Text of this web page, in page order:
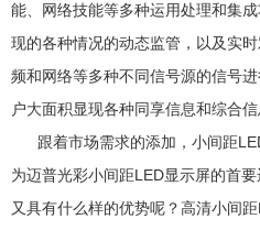
能、网络技能等多种运用处理和集
现的各种情况的动态监管，以及实
频和网络等多种不同信号源的信号
户大面积显现各种同享信息和综合信
跟着市场需求的添加，小间距
为迈普光彩小间距LED显示屏的首
又具有什么样的优势呢？高清小间